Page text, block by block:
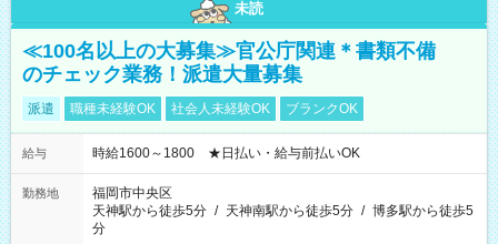
未読
≪100名以上の大募集≫官公庁関連＊書類不備
のチェック業務！派遣大量募集
派遣 職種未経験OK 社会人未経験OK ブランクOK
給与 時給1600～1800 ★日払い・給与前払いOK
勤務地
福岡市中央区
天神駅から徒歩5分 / 天神南駅から徒歩5分 / 博多駅から徒歩5
分